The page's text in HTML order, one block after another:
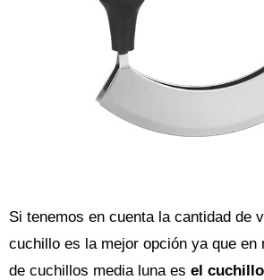
Si tenemos en cuenta la cantidad de
cuchillo es la mejor opción ya que en
de cuchillos media luna es el